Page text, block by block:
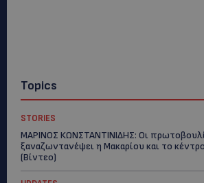
Topics
STORIES
ΜΑΡΙΝΟΣ ΚΩΝΣΤΑΝΤΙΝΙΔΗΣ: Οι
ξαναζωντανέψει η Μακαρίου και το
(Βίντεο)